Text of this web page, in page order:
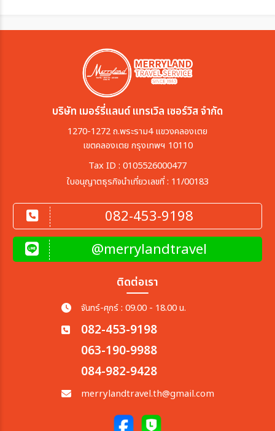
บริษัท เมอร์รี่แลนด์ แทรเวิล เซอร์วิส จำกัด
1270-1272 ถ.พระราม4 แขวงคลองเตย
เขตคลองเตย กรุงเทพฯ 10110
Tax ID : 0105526000477
ใบอนุญาตธุรกิจนำเที่ยวเลขที่ : 11/00183
082-453-9198
@merrylandtravel
ติดต่อเรา
จันทร์-ศุกร์ : 09.00 - 18.00 น.
082-453-9198
063-190-9988
084-982-9428
merrylandtravel.th@gmail.com